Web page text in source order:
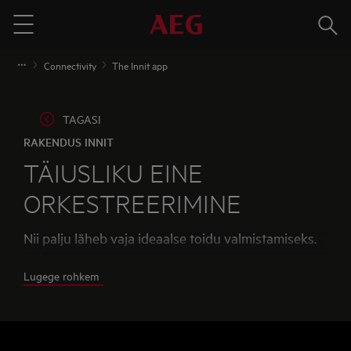
Menu
Connectivity The Innit app
TAGASI
RAKENDUS INNIT
TÄIUSLIKU EINE
ORKESTREERIMINE
Nii palju läheb vaja ideaalse toidu valmistamiseks.
hõlbustamiseks töötavad AEG-seadmed koos
Lugege rohkem